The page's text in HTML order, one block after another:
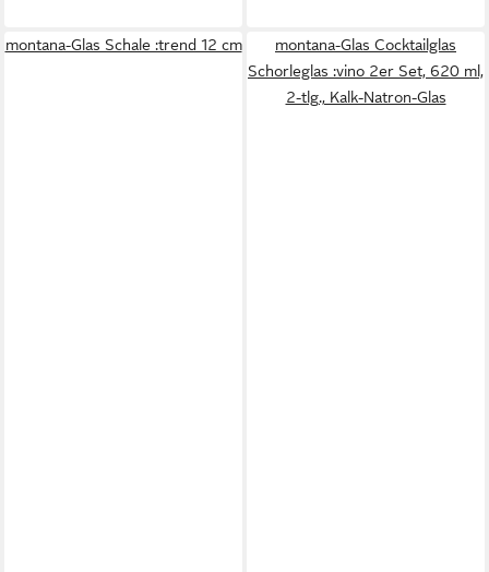
montana-Glas Schale :trend 12 cm
montana-Glas Cocktailglas
Schorleglas :vino 2er Set, 620 ml,
2-tlg., Kalk-Natron-Glas